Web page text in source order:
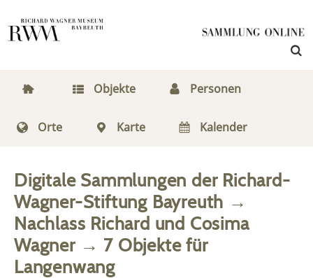
Objekte Personen
Orte Karte Kalender
Digitale Sammlungen der Richard-
Wagner-Stiftung Bayreuth →
Nachlass Richard und Cosima
Wagner→ 7 Objektefür
Langenwang